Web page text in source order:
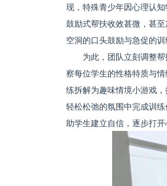
现，特殊青少年因心理认
鼓励式帮扶收效甚微，甚
空洞的口头鼓励与急促的
为此，团队立刻调整
察每位学生的性格特质与
练拆解为趣味情境小游戏
轻松松弛的氛围中完成训
助学生建立自信，逐步打开